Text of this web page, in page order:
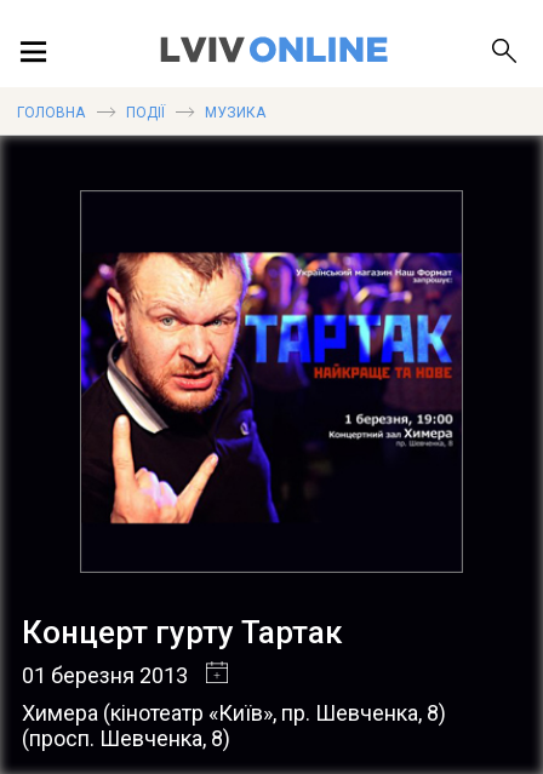
ПУБЛІКАЦІЇ
ДОВІДКА
ГОЛОВНА ПОДІЇ МУЗИКА
Концерт гурту Тартак
01 березня 2013
Химера (кінотеатр «Київ», пр. Шевченка, 8)
(просп. Шевченка, 8)